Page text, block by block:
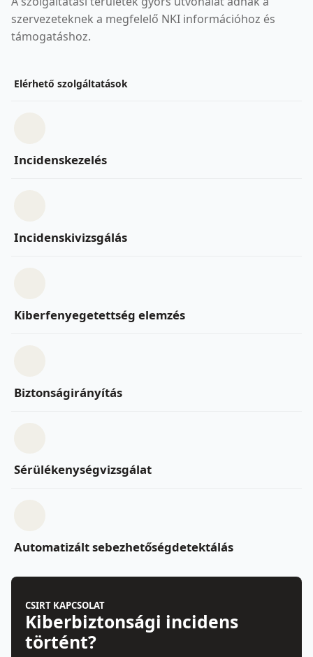
szervezeteknek a megfelelő NKI információhoz és
támogatáshoz.
Elérhető szolgáltatások
Incidenskezelés
Incidenskivizsgálás
Kiberfenyegetettség elemzés
Biztonságirányítás
Sérülékenységvizsgálat
Automatizált sebezhetőségdetektálás
CSIRT KAPCSOLAT
Kiberbiztonsági incidens
történt?